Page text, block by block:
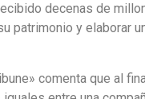
decenas de
patrimonio y elaborar
comenta que al